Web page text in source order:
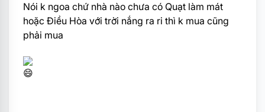
Nói k ngoa chứ nhà nào chưa có Quạt làm mát
hoặc Điều Hòa với trời nắng ra ri thì k mua cũng
phải mua